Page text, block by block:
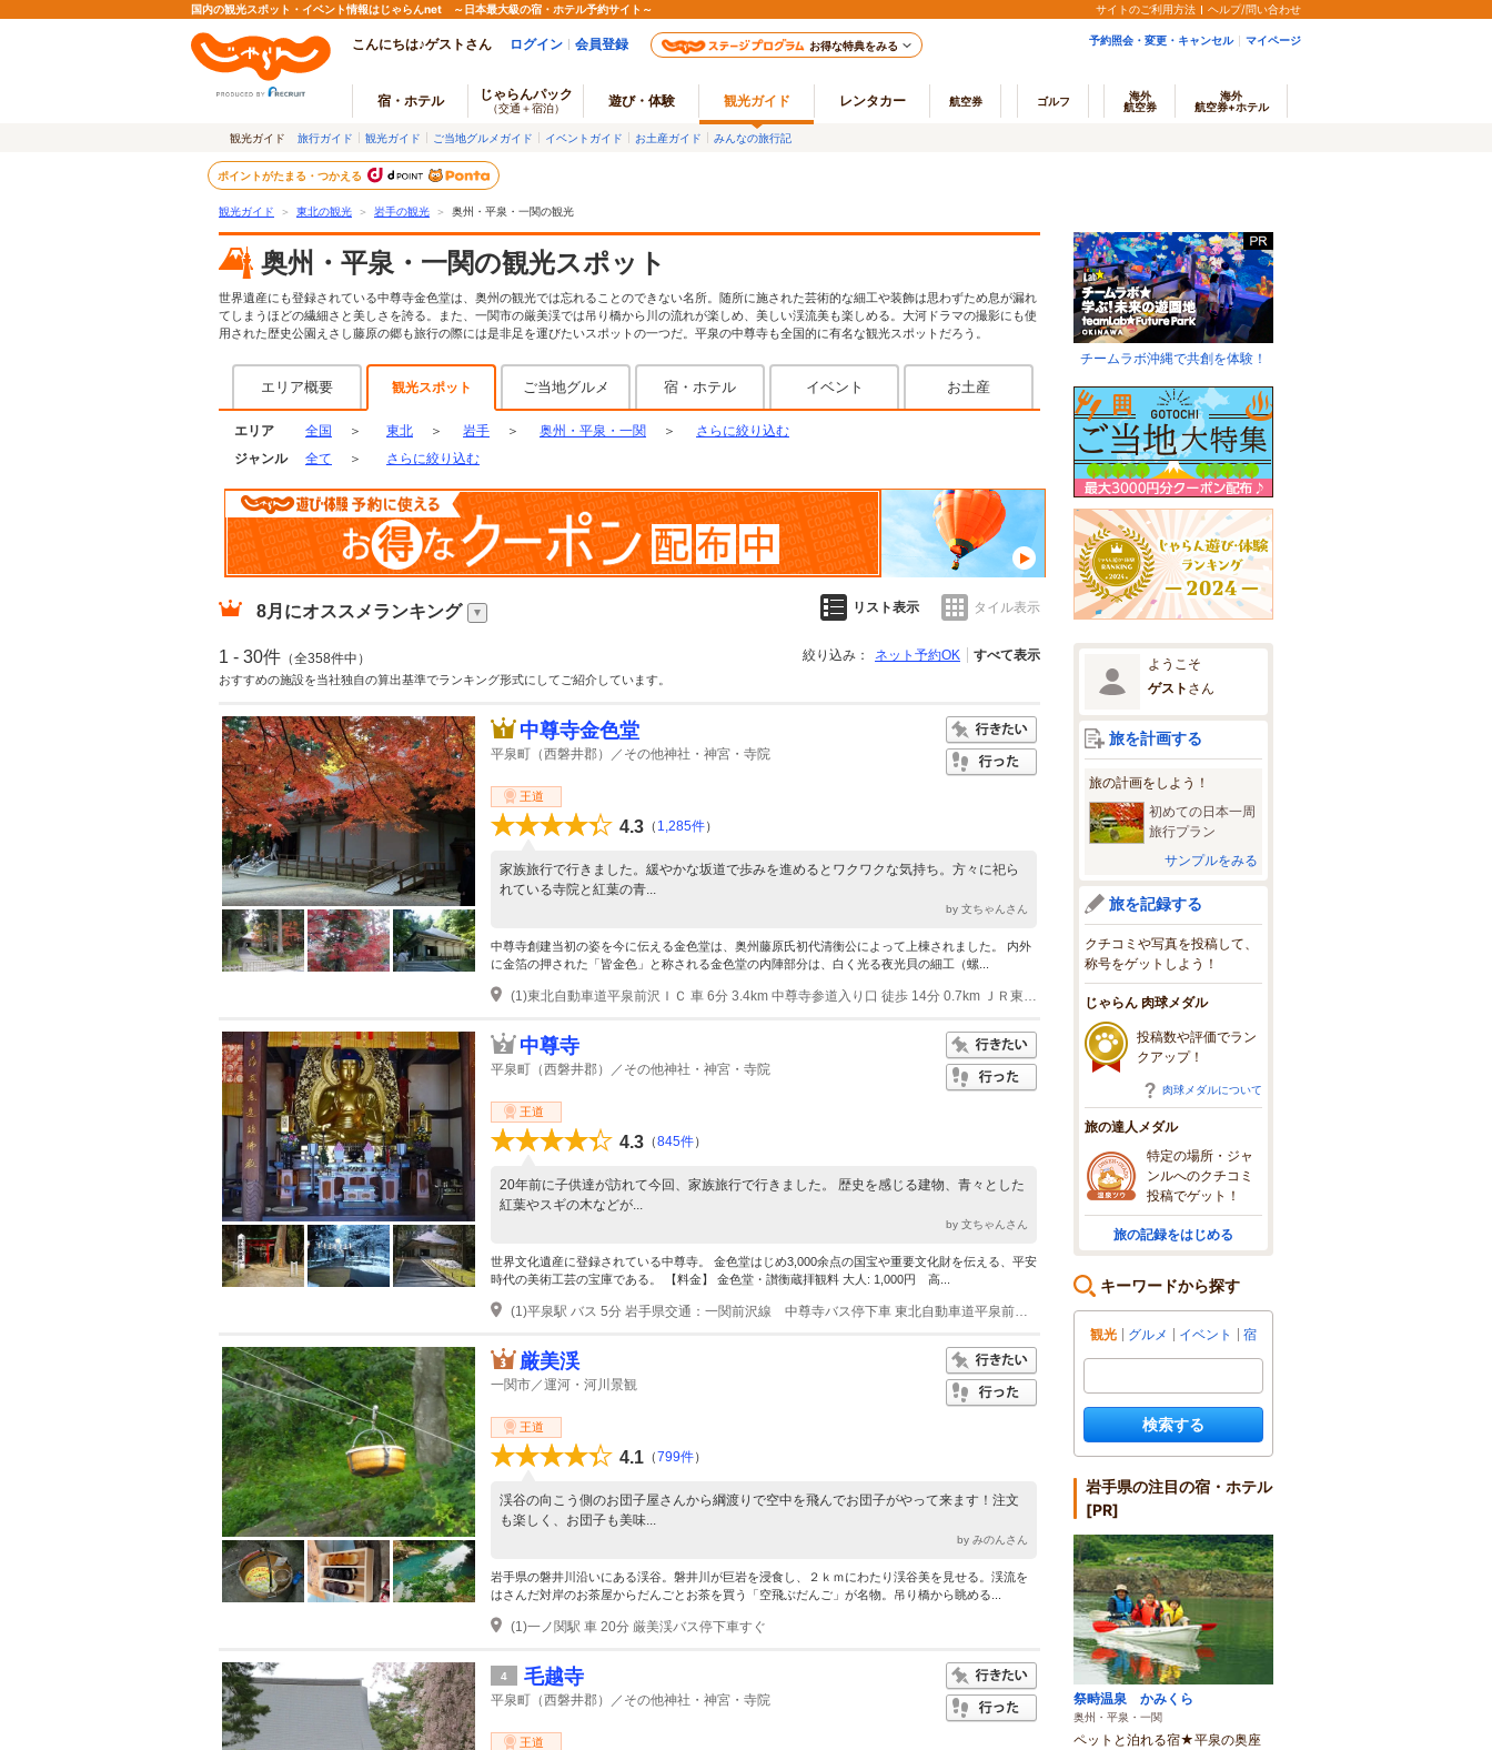
国内の観光スポット・イベント情報はじゃらんnet ～日本最大級の宿・ホテル予約サイト～ サイトのご利用方法 ヘルプ/問い合わせ
こんにちは♪ゲストさん ログイン 会員登録 お得な特典をみる 予約照会・変更・キャンセル マイページ
宿・ホテル じゃらんパック
（交通＋宿泊） 遊び・体験 観光ガイド レンタカー 航空券 ゴルフ
海外
航空券
海外
航空券+ホテル
観光ガイド 旅行ガイド 観光ガイド ご当地グルメガイド イベントガイド お土産ガイド みんなの旅行記
ポイントがたまる・つかえる
観光ガイド ＞ 東北の観光 ＞ 岩手の観光 ＞ 奥州・平泉・一関の観光
奥州・平泉・一関の観光スポット
世界遺産にも登録されている中尊寺金色堂は、奥州の観光では忘れることのできない名所。随所に施された芸術的な細工や装飾は思わずため息が漏れ
てしまうほどの繊細さと美しさを誇る。また、一関市の厳美渓では吊り橋から川の流れが楽しめ、美しい渓流美も楽しめる。大河ドラマの撮影にも使
用された歴史公園えさし藤原の郷も旅行の際には是非足を運びたいスポットの一つだ。平泉の中尊寺も全国的に有名な観光スポットだろう。
エリア概要 観光スポット ご当地グルメ 宿・ホテル イベント お土産
エリア 全国 ＞ 東北 ＞ 岩手 ＞ 奥州・平泉・一関 ＞
さらに絞り込む
ジャンル
全て ＞ さらに絞り込む
8月 にオススメランキング リスト表示 タイル表示
1 - 30件 （全358件中） 絞り込み： ネット予約OK すべて表示
おすすめの施設を当社独自の算出基準でランキング形式にしてご紹介しています。
中尊寺金色堂
平泉町（西磐井郡）／その他神社・神宮・寺院
王道
4.3 （ 1,285件）
家族旅行で行きました。緩やかな坂道で歩みを進めるとワクワクな気持ち。方々に祀ら
れている寺院と紅葉の青...
by 文ちゃんさん
中尊寺創建当初の姿を今に伝える金色堂は、奥州藤原氏初代清衡公によって上棟されました。 内外
に金箔の押された「皆金色」と称される金色堂の内陣部分は、白く光る夜光貝の細工（螺...
(1)東北自動車道平泉前沢ＩＣ 車 6分 3.4km 中尊寺参道入り口 徒歩 14分 0.7km ＪＲ東北本線平泉駅 バス 5分 岩手県交通一関前沢線 中尊寺バス停下車 中尊寺参道入り口 徒歩 14分 0.7km 東北自動車道平泉ＳＩＣ 車 5分 3.2km 中尊寺参道入り口 車 14分 0.7km
中尊寺
平泉町（西磐井郡）／その他神社・神宮・寺院
王道
4.3 （845件）
20年前に子供達が訪れて今回、家族旅行で行きました。 歴史を感じる建物、青々とした
紅葉やスギの木などが...
by 文ちゃんさん
世界文化遺産に登録されている中尊寺。 金色堂はじめ3,000余点の国宝や重要文化財を伝える、平安
時代の美術工芸の宝庫である。 【料金】 金色堂・讃衡蔵拝観料 大人: 1,000円 高...
(1)平泉駅 バス 5分 岩手県交通：一関前沢線 中尊寺バス停下車 東北自動車道平泉前沢ＩＣ 車 6分 3.4km 東北自動車道平泉ＳＩＣ 車 5分 3.2km
厳美渓
一関市／運河・河川景観
王道
4.1 （799件）
渓谷の向こう側のお団子屋さんから綱渡りで空中を飛んでお団子がやって来ます！注文
も楽しく、お団子も美味...
by みのんさん
岩手県の磐井川沿いにある渓谷。磐井川が巨岩を浸食し、２ｋｍにわたり渓谷美を見せる。渓流を
はさんだ対岸のお茶屋からだんごとお茶を買う「空飛ぶだんご」が名物。吊り橋から眺める...
(1)一ノ関駅 車 20分 厳美渓バス停下車すぐ
4 毛越寺
平泉町（西磐井郡）／その他神社・神宮・寺院
王道
チームラボ沖縄で共創を体験！
ようこそ
ゲスト さん
旅を計画する
旅の計画をしよう！
初めての日本一周
旅行プラン
サンプルをみる
旅を記録する
クチコミや写真を投稿して、
称号をゲットしよう！
じゃらん 肉球メダル
投稿数や評価でラン
クアップ！
肉球メダルについて
旅の達人メダル
特定の場所・ジャ
ンルへのクチコミ
投稿でゲット！
旅の記録をはじめる
キーワードから探す
観光 グルメ イベント 宿
検索する
岩手県の注目の宿・ホテル
[PR]
祭畤温泉 かみくら
奥州・平泉・一関
ペットと泊れる宿★平泉の奥座